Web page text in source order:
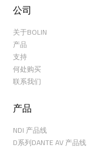
公司
关于BOLIN
产品
支持
何处购买
联系我们
产品
NDI 产品线
D系列DANTE AV 产品线